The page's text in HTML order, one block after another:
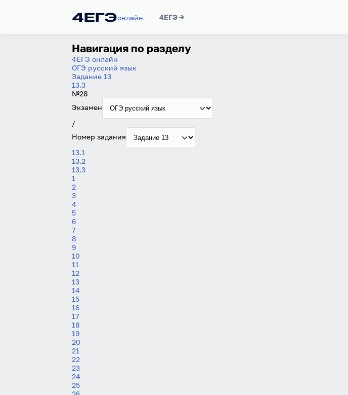
онлайн 4ЕГЭ →
Навигация по разделу
4ЕГЭ онлайн
ОГЭ русский язык
Задание 13
13.3
№28
Экзамен
/
Номер задания
13.1
13.2
13.3
1
2
3
4
5
6
7
8
9
10
11
12
13
14
15
16
17
18
19
20
21
22
23
24
25